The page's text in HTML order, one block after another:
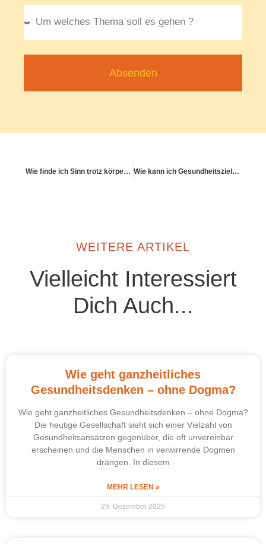
Absenden
Wie finde ich Sinn trotz körperlicher Einschränkungen? Wie kann ich Gesundheitsziele greifbar machen?
WEITERE ARTIKEL
Vielleicht Interessiert
Dich Auch...
Wie geht ganzheitliches
Gesundheitsdenken – ohne Dogma?
Wie geht ganzheitliches Gesundheitsdenken – ohne Dogma?
Die heutige Gesellschaft sieht sich einer Vielzahl von
Gesundheitsansätzen gegenüber, die oft unvereinbar
erscheinen und die Menschen in verwirrende Dogmen
drängen. In diesem
MEHR LESEN »
29. Dezember 2025